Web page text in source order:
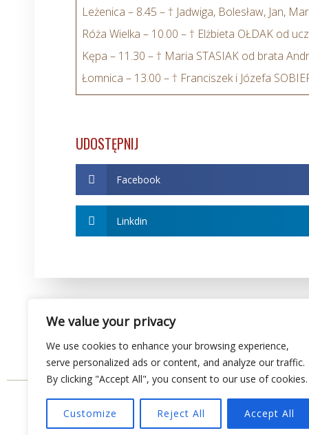
We value your privacy
We use cookies to enhance your browsing experience,
serve personalized ads or content, and analyze our traffic.
By clicking "Accept All", you consent to our use of cookies.
Customize Reject All Accept All
Leżenica – 8.45 – † Jadwiga, Bolesław, Jan,
Róża Wielka – 10.00 – † Elżbieta OŁDAK od
Kępa – 11.30 – † Maria STASIAK od brata
Łomnica – 13.00 – † Franciszek i Józefa
UDOSTĘPNIJ
Facebook
Linkdin